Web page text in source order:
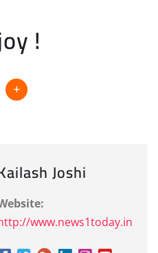
!
Joshi
www.news1today.in